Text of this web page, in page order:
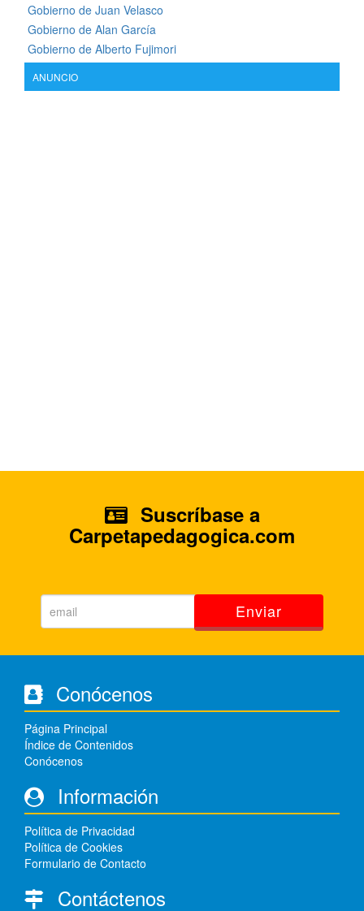
Gobierno de Juan Velasco
Gobierno de Alan García
Gobierno de Alberto Fujimori
ANUNCIO
Suscríbase a
Carpetapedagogica.com
Enviar
Conócenos
Página Principal
Índice de Contenidos
Conócenos
Información
Política de Privacidad
Política de Cookies
Formulario de Contacto
Contáctenos